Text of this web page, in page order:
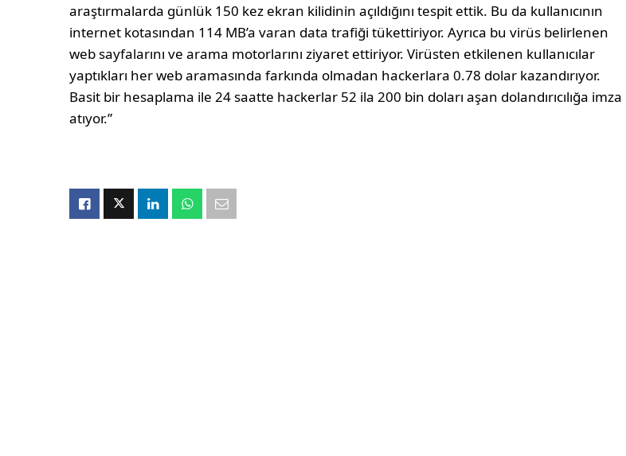
araştırmalarda günlük 150 kez ekran kilidinin açıldığını tespit ettik. Bu da kullanıcının
internet kotasından 114 MB’a varan data trafiği tükettiriyor. Ayrıca bu virüs belirlenen
web sayfalarını ve arama motorlarını ziyaret ettiriyor. Virüsten etkilenen kullanıcılar
yaptıkları her web aramasında farkında olmadan hackerlara 0.78 dolar kazandırıyor.
Basit bir hesaplama ile 24 saatte hackerlar 52 ila 200 bin doları aşan dolandırıcılığa imza
atıyor.”